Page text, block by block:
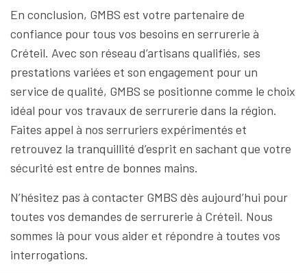
En conclusion, GMBS est votre partenaire de
confiance pour tous vos besoins en serrurerie à
Créteil. Avec son réseau d’artisans qualifiés, ses
prestations variées et son engagement pour un
service de qualité, GMBS se positionne comme le choix
idéal pour vos travaux de serrurerie dans la région.
Faites appel à nos serruriers expérimentés et
retrouvez la tranquillité d’esprit en sachant que votre
sécurité est entre de bonnes mains.
N’hésitez pas à contacter GMBS dès aujourd’hui pour
toutes vos demandes de serrurerie à Créteil. Nous
sommes là pour vous aider et répondre à toutes vos
interrogations.